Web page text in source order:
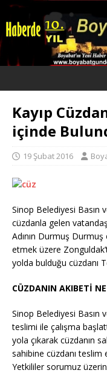
Kayıp
içinde
19 Şubat 2016
Sinop Belediyesi Basın
cüzdanla gelen
Adının Durmuş Durmuş
etmek üzere
yolda bulduğu cüzdanı
CÜZDANIN AKIBETİ
Sinop Belediyesi Basın
teslimi ile çalışma
yola çıkarak cüzdanın
sahibine cüzdanı teslim
Yetkililer sorumuz